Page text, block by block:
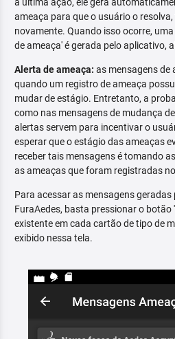
a última ação, ele gera
ameaça para que o usuário o
novamente. Quando isso ocorre,
de ameaça' é gerada pelo aplicativo,
Alerta de ameaça: as mensagens de
quando um registro de ameaça
mudar de estágio. Entretanto, a
como nas mensagens de mudança
alertas servem para incentivar o
esperar que o estágio das ameaças
receber tais mensagens é tomando
as ameaças que foram registradas
Para acessar as mensagens
FuraAedes, basta pressionar o botão
existente em cada cartão de tipo de
exibido nessa tela.